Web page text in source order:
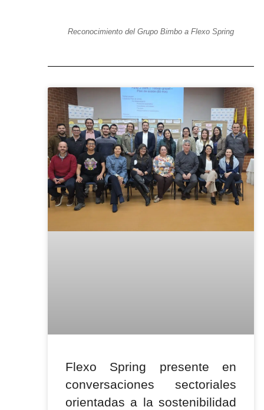
Reconocimiento del Grupo Bimbo a Flexo Spring
Flexo Spring presente en
conversaciones sectoriales
orientadas a la sostenibilidad